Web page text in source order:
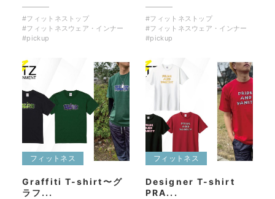
#フィットネストップ
#フィットネスウェア・インナー
#pickup
#フィットネストップ
#フィットネスウェア・インナー
#pickup
フィットネス
Graffiti T-shirt〜グ
ラフ...
フィットネス
Designer T-shirt
PRA...